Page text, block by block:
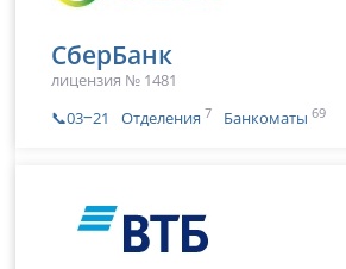
СберБанк
лицензия № 1481
📞03‒21
Отделения 7 Банкоматы 69